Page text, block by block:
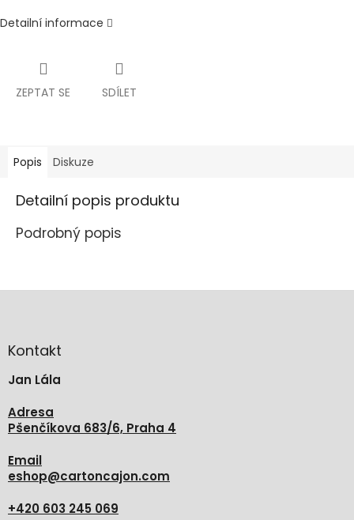
Detailní informace
ZEPTAT SE SDÍLET
Popis Diskuze
Detailní popis produktu
Podrobný popis
aKontakt
Jan Lála
Adresa
Pšenčíkova 683/6, Praha 4
Email
eshop@cartoncajon.com
+420 603 245 069